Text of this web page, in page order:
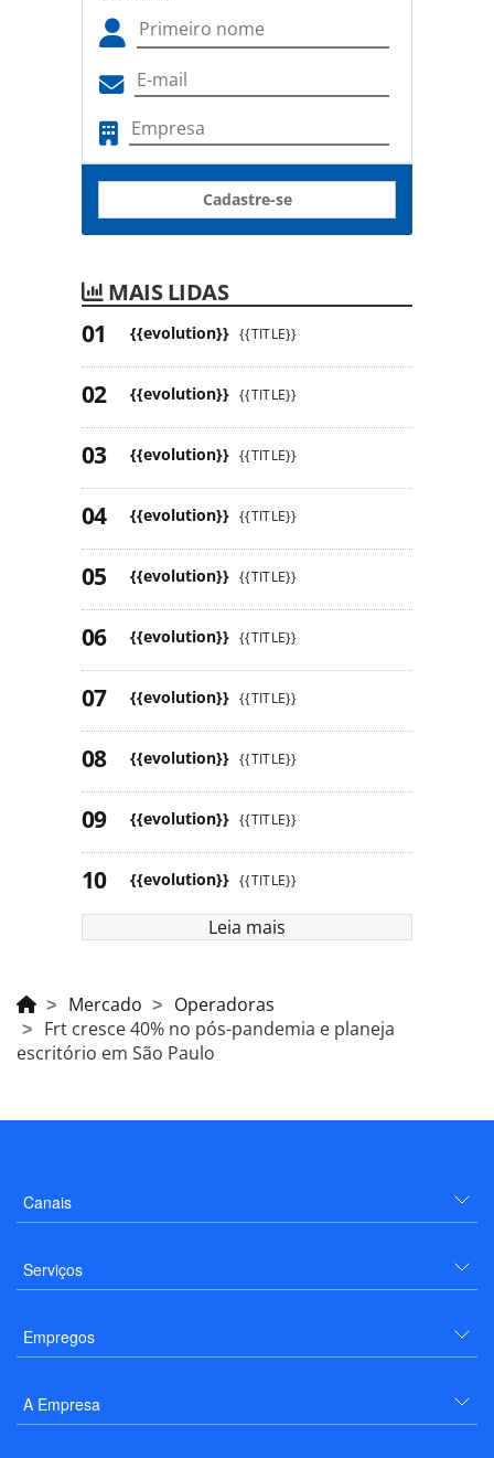
Cadastre-se
MAIS LIDAS
{{evolution}} {{TITLE}}
{{evolution}} {{TITLE}}
{{evolution}} {{TITLE}}
{{evolution}} {{TITLE}}
{{evolution}} {{TITLE}}
{{evolution}} {{TITLE}}
{{evolution}} {{TITLE}}
{{evolution}} {{TITLE}}
{{evolution}} {{TITLE}}
{{evolution}} {{TITLE}}
Leia mais
Mercado
Operadoras
Frt cresce 40% no pós-pandemia e planeja
escritório em São Paulo
Canais
Serviços
Empregos
A Empresa